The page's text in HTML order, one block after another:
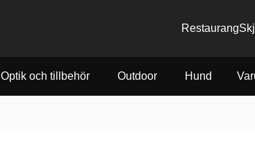
Restaurang
Optik och tillbehör Outdoor Hund